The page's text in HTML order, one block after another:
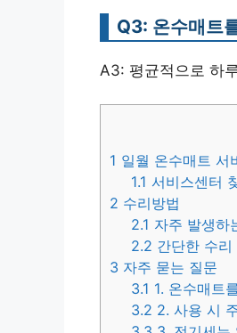
Q3: 온수매트
A3: 평균적으로 하
1 일월 온수매트 서
1.1 서비스센터
2 수리방법
2.1 자주 발생하
2.2 간단한 수리
3 자주 묻는 질문
3.1 1. 온수매트
3.2 2. 사용 시